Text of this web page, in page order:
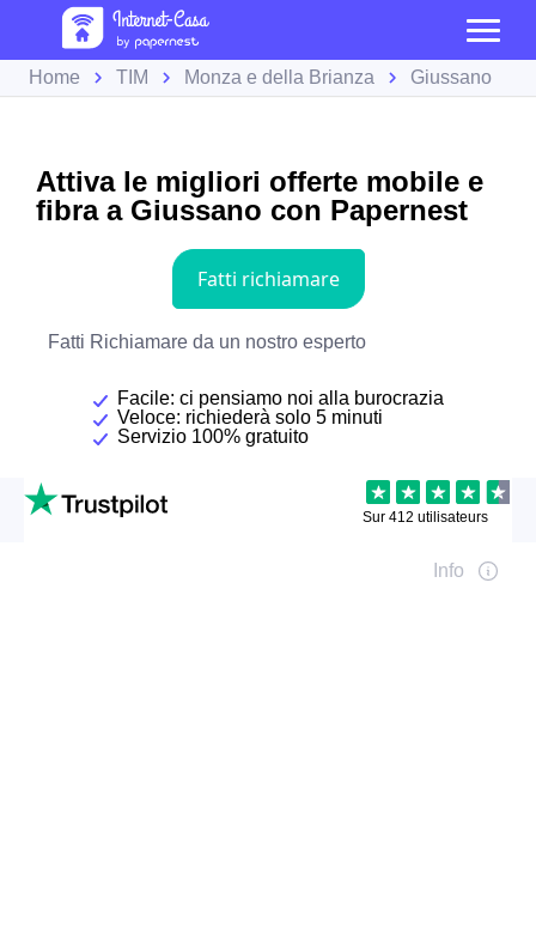
Home TIM Monza e della Brianza Giussano